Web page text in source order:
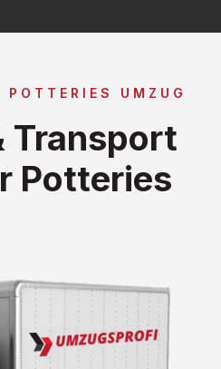
POTTERIES UMZUG
Transport
Potteries